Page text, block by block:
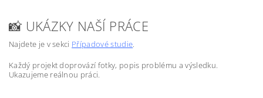
📸 UKÁZKY NAŠÍ PRÁCE
Najdete je v sekci Případové studie.
Každý projekt doprovází fotky, popis problému a výsledku.
Ukazujeme reálnou práci.